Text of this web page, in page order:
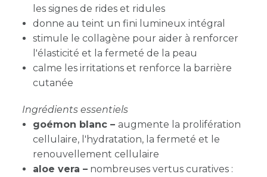
les signes de rides et ridules
donne au teint un fini lumineux intégral
stimule le collagène pour aider à renforcer
l'élasticité et la fermeté de la peau
calme les irritations et renforce la barrière
cutanée
Ingrédients essentiels
goémon blanc – augmente la prolifération
cellulaire, l'hydratation, la fermeté et le
renouvellement cellulaire
aloe vera – nombreuses vertus curatives :